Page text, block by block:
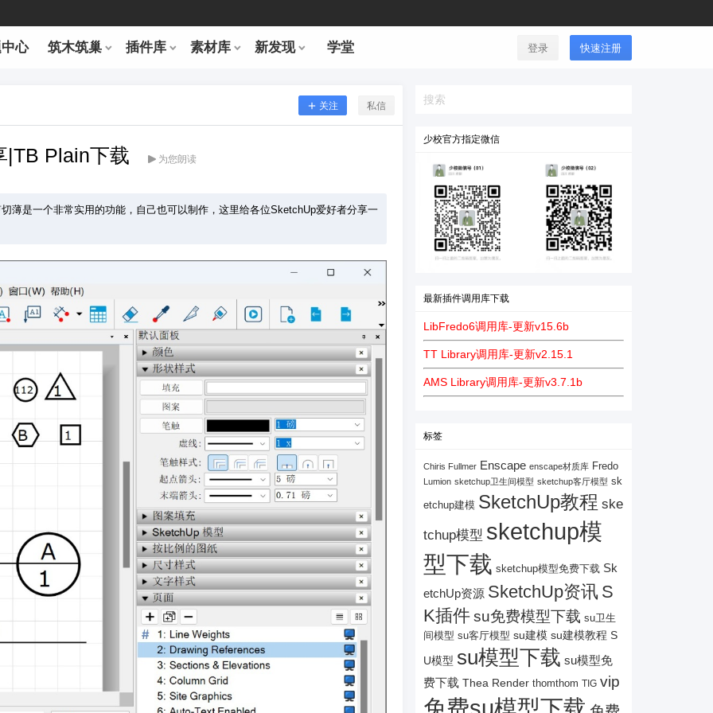
心 筑木筑巢 插件库 素材库 新发现 学堂 登录 快速注册
关注 私信
|TB Plain下载 为您朗读
薄是一个非常实用的功能，自己也可以制作，这里给各位SketchUp爱好者分享一
少校官方指定微信
最新插件调用库下载
LibFredo6调用库-更新v15.6b
TT Library调用库-更新v2.15.1
AMS Library调用库-更新v3.7.1b
标签
Chiris Fullmer Enscape enscape材质库 Fredo
Lumion sketchup卫生间模型 sketchup客厅模型 sk
etchup建模 SketchUp教程 ske
tchup模型 sketchup模
型下载 sketchup模型免费下载 Sk
etchUp资源 SketchUp资讯 S
K插件su免费模型下载 su卫生
间模型 su客厅模型 su建模 su建模教程 S
U模型 su模型下载 su模型免
费下载 Thea Render thomthom TIG vip